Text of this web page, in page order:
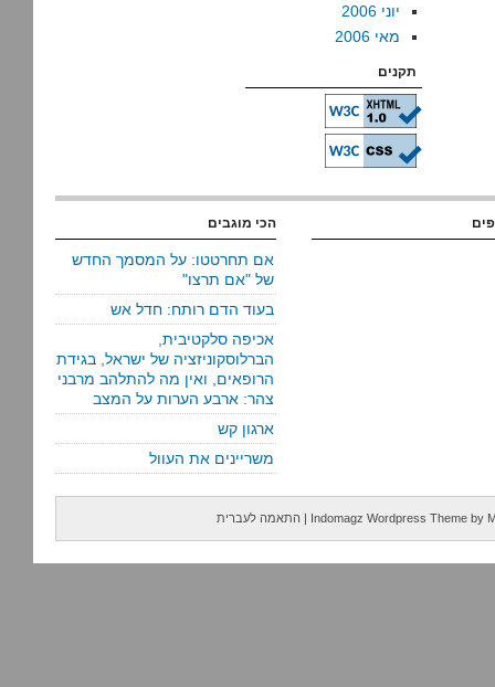
יוני 2006
מאי 2006
תקנים
הכי מוגבים
אם תחרטטו: על המסמך החדש
של "אם תרצו"
בעוד הדם רותח: חדל אש
אכיפה סלקטיבית,
הברלוסקוניזציה של ישראל, בגידת
הרופאים, ואין מה להתלהב מרבני
צהר: ארבע הערות על המצב
ארגון קש
משריינים את העוול
Indomagz Wordpress Theme by
| התאמה לעברית